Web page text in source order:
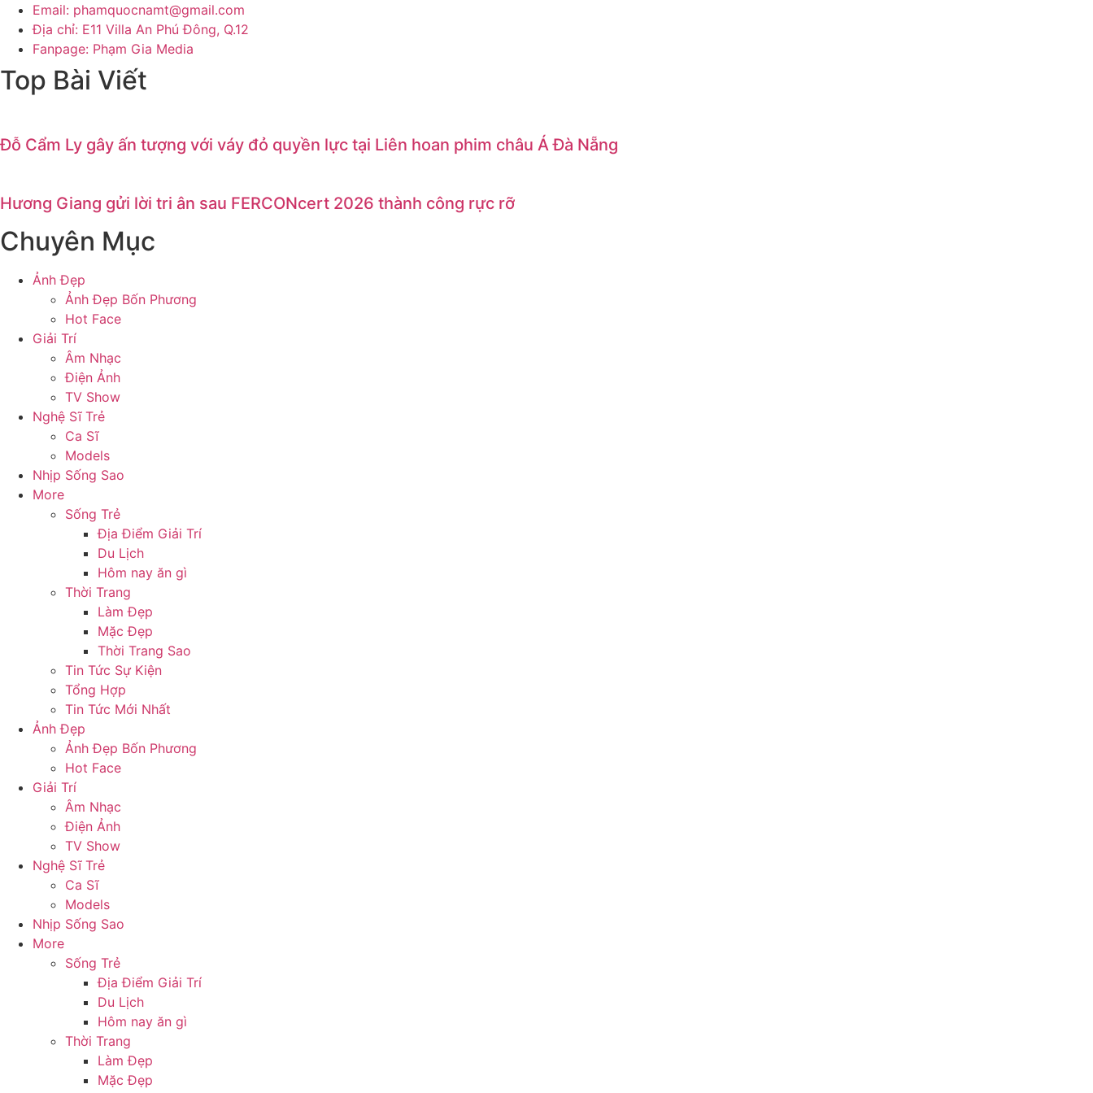
Email: phamquocnamt@gmail.com
Địa chỉ: E11 Villa An Phú Đông, Q.12
Fanpage: Phạm Gia Media
Top Bài Viết
Đỗ Cẩm Ly gây ấn tượng với váy đỏ quyền lực tại Liên hoan phim châu Á Đà Nẵng
Hương Giang gửi lời tri ân sau FERCONcert 2026 thành công rực rỡ
Chuyên Mục
Ảnh Đẹp
Ảnh Đẹp Bốn Phương
Hot Face
Giải Trí
Âm Nhạc
Điện Ảnh
TV Show
Nghệ Sĩ Trẻ
Ca Sĩ
Models
Nhịp Sống Sao
More
Sống Trẻ
Địa Điểm Giải Trí
Du Lịch
Hôm nay ăn gì
Thời Trang
Làm Đẹp
Mặc Đẹp
Thời Trang Sao
Tin Tức Sự Kiện
Tổng Hợp
Tin Tức Mới Nhất
Ảnh Đẹp
Ảnh Đẹp Bốn Phương
Hot Face
Giải Trí
Âm Nhạc
Điện Ảnh
TV Show
Nghệ Sĩ Trẻ
Ca Sĩ
Models
Nhịp Sống Sao
More
Sống Trẻ
Địa Điểm Giải Trí
Du Lịch
Hôm nay ăn gì
Thời Trang
Làm Đẹp
Mặc Đẹp